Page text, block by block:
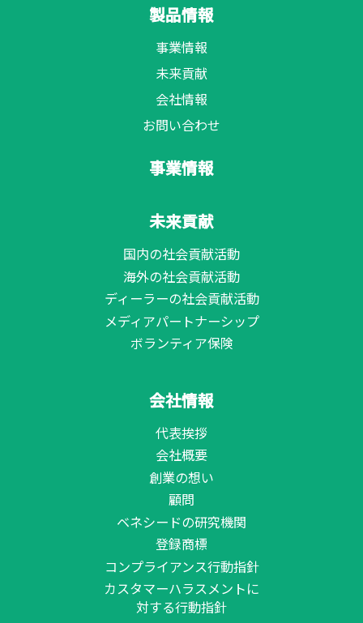
製品情報
事業情報
未来貢献
会社情報
お問い合わせ
事業情報
未来貢献
国内の社会貢献活動
海外の社会貢献活動
ディーラーの社会貢献活動
メディアパートナーシップ
ボランティア保険
会社情報
代表挨拶
会社概要
創業の想い
顧問
ベネシードの研究機関
登録商標
コンプライアンス行動指針
カスタマーハラスメントに
対する行動指針